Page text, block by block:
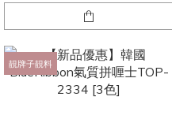
靚牌子靚料